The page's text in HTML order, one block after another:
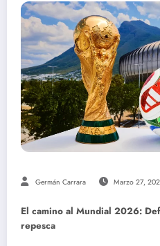
Germán Carrara Marzo 27,
El camino al Mundial 2026:
repesca